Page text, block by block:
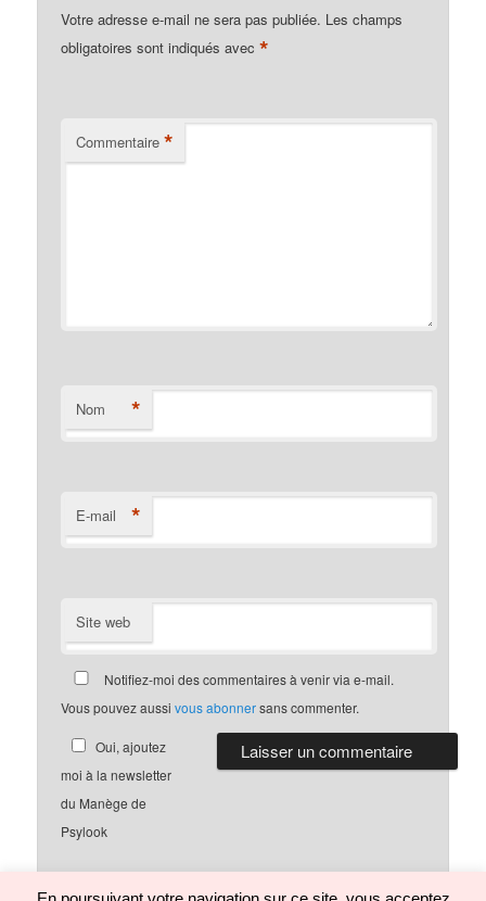
Votre adresse e-mail ne sera pas publiée. Les champs
obligatoires sont indiqués avec*
Commentaire *
Nom *
E-mail *
Site web
Notifiez-moi des commentaires à venir via e-mail.
Vous pouvez aussivous abonnersans commenter.
Oui, ajoutez
moi à la newsletter
du Manège de
Psylook